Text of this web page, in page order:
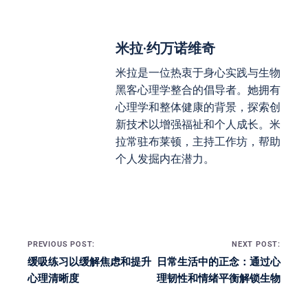
米拉·约万诺维奇
米拉是一位热衷于身心实践与生物
黑客心理学整合的倡导者。她拥有
心理学和整体健康的背景，探索创
新技术以增强福祉和个人成长。米
拉常驻布莱顿，主持工作坊，帮助
个人发掘内在潜力。
Post navigation
PREVIOUS POST:
缓吸练习以缓解焦虑和提升
心理清晰度
NEXT POST:
日常生活中的正念：通过心
理韧性和情绪平衡解锁生物